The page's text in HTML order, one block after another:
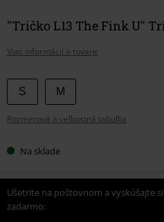
"Tričko L13 The Fink U"
Viac informácií o tovare
Vyberte
si
veľkosť
S M
Rozmerová a veľkostná tabuľka
Na sklade
Ušetrite na poštovnom a vyskúšajte
zadarmo: